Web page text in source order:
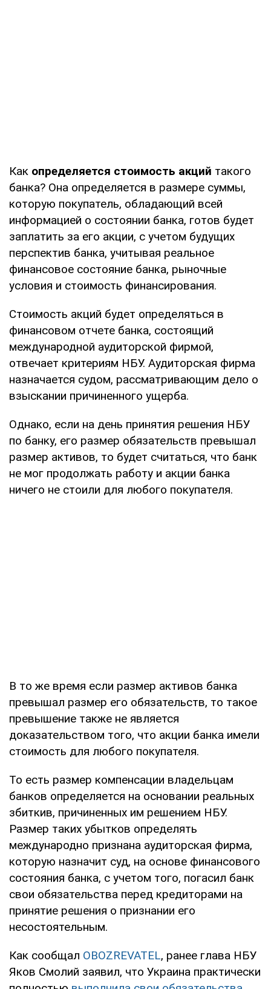
Как определяется стоимость акций такого
банка? Она определяется в размере суммы,
которую покупатель, обладающий всей
информацией о состоянии банка, готов будет
заплатить за его акции, с учетом будущих
перспектив банка, учитывая реальное
финансовое состояние банка, рыночные
условия и стоимость финансирования.
Стоимость акций будет определяться в
финансовом отчете банка, состоящий
международной аудиторской фирмой,
отвечает критериям НБУ. Аудиторская фирма
назначается судом, рассматривающим дело о
взыскании причиненного ущерба.
Однако, если на день принятия решения НБУ
по банку, его размер обязательств превышал
размер активов, то будет считаться, что банк
не мог продолжать работу и акции банка
ничего не стоили для любого покупателя.
В то же время если размер активов банка
превышал размер его обязательств, то такое
превышение также не является
доказательством того, что акции банка имели
стоимость для любого покупателя.
То есть размер компенсации владельцам
банков определяется на основании реальных
збиткив, причиненных им решением НБУ.
Размер таких убытков определять
международно признана аудиторская фирма,
которую назначит суд, на основе финансового
состояния банка, с учетом того, погасил банк
свои обязательства перед кредиторами на
принятие решения о признании его
несостоятельным.
Как сообщал OBOZREVATEL, ранее глава НБУ
Яков Смолий заявил, что Украина практически